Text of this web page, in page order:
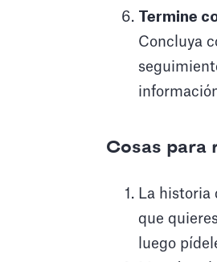
Termine
Concluya
Cosas para
La historia
que
luego